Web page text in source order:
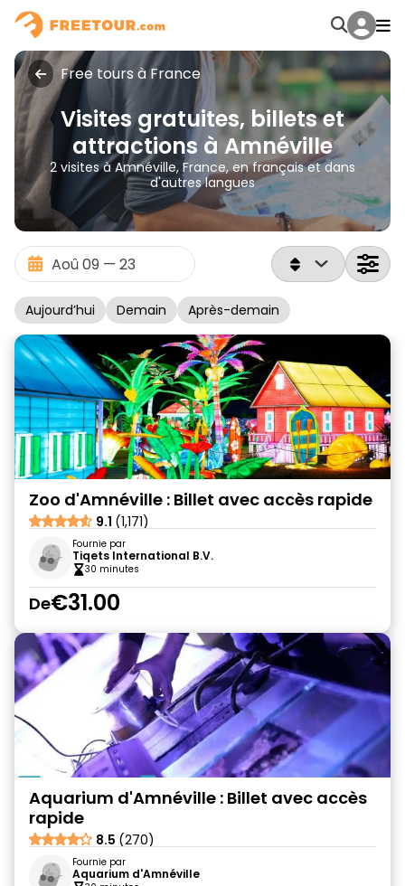
Free tours à France
Visites gratuites, billets et
attractions à Amnéville
2 visites à Amnéville, France, en français et dans
d'autres langues
Aujourd’hui Demain Après-demain
Zoo d'Amnéville : Billet avec accès rapide
9.1 (1,171)
Fournie par
Tiqets International B.V.
30 minutes
De€31.00
Aquarium d'Amnéville : Billet avec accès
rapide
8.5 (270)
Fournie par
Aquarium d'Amnéville